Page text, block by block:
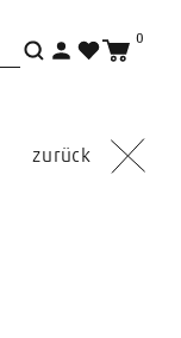
Suche
0
zurück